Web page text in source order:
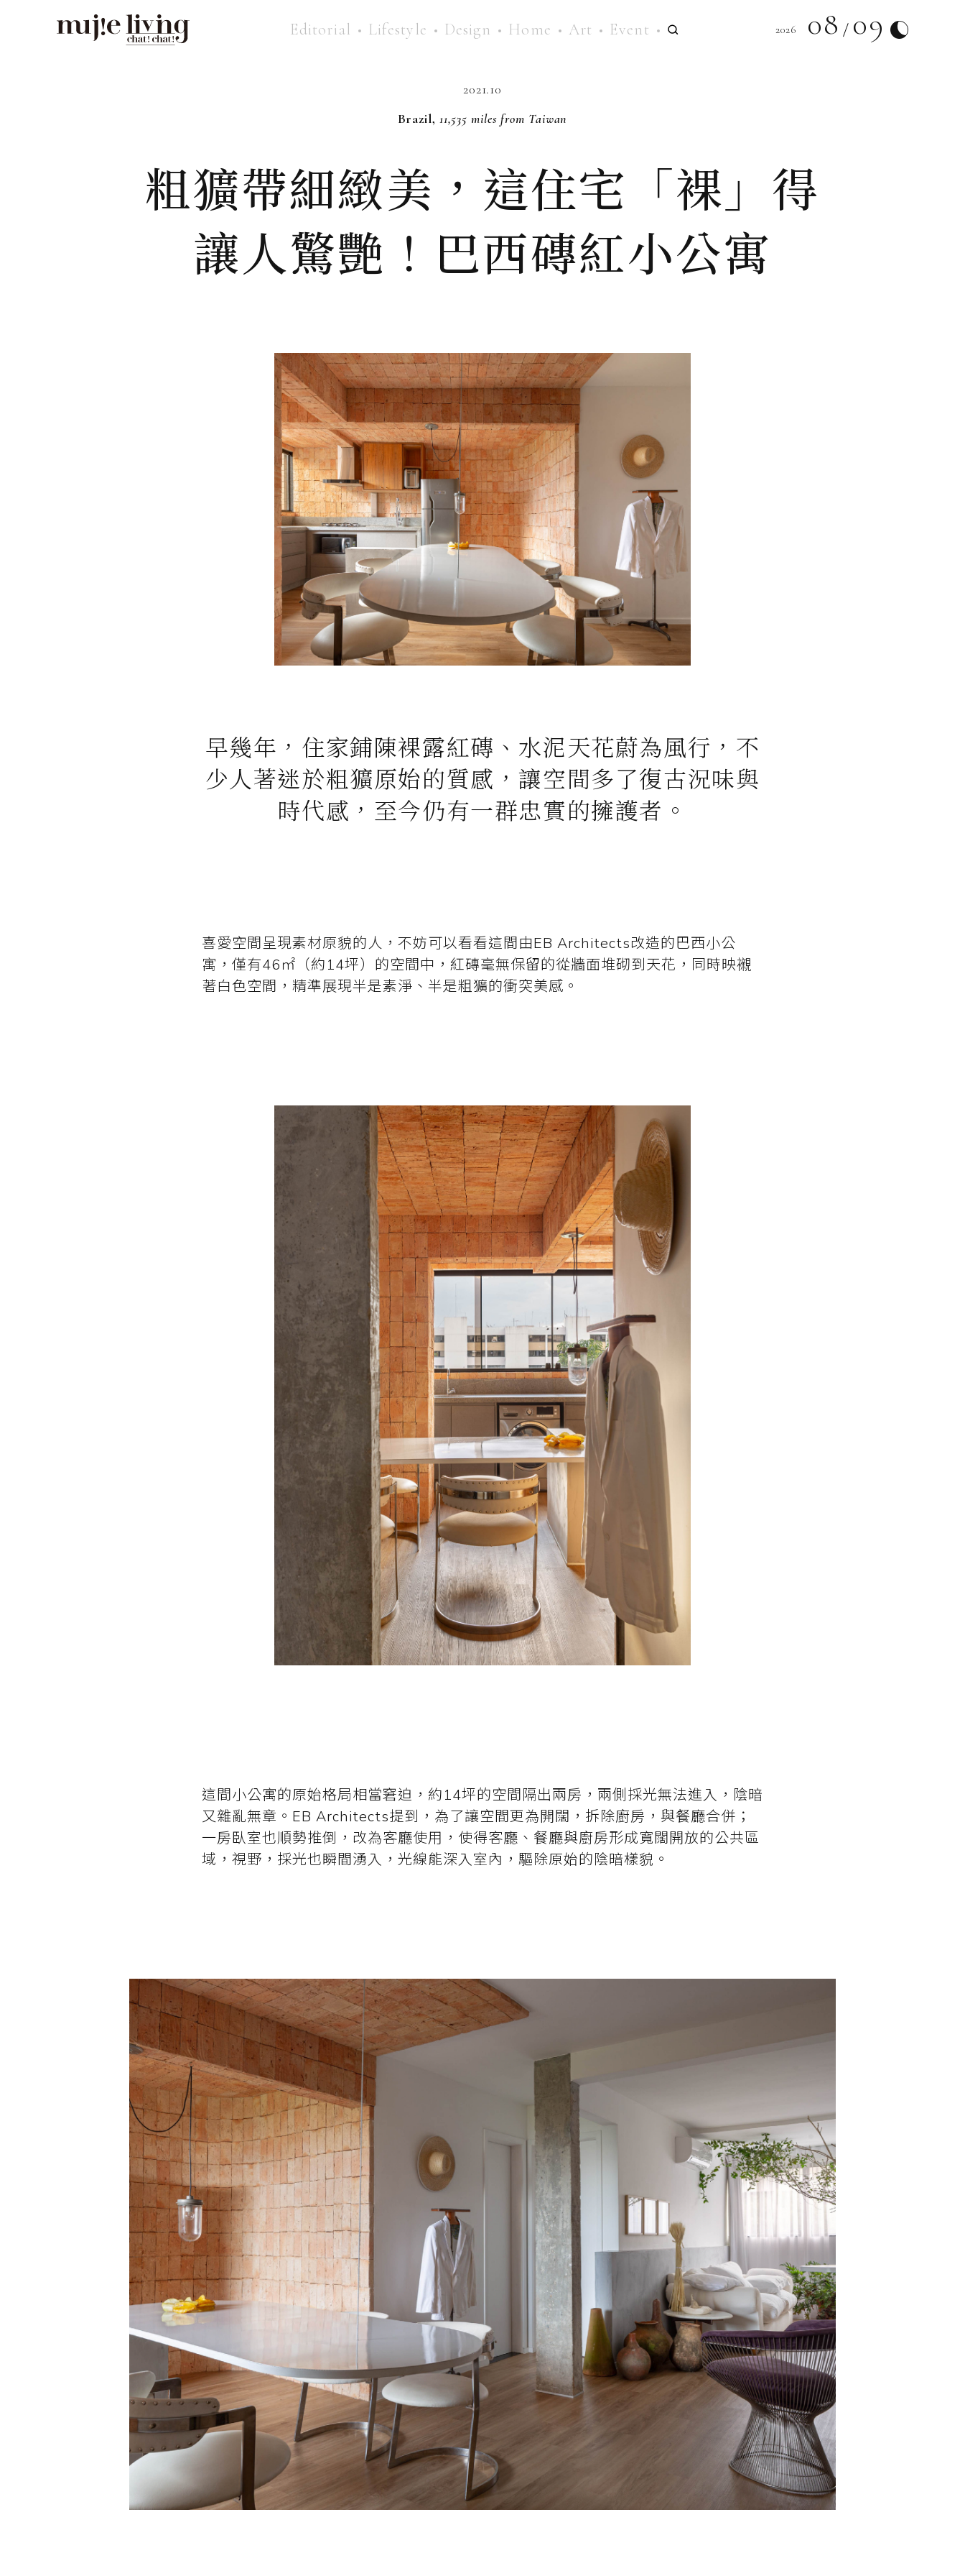
Editorial Lifestyle Design Home Art Event 2026 08 09
2021.10
Brazil, 11,535 miles from Taiwan
粗獷帶細緻美，這住宅「裸」得
讓人驚艷！巴西磚紅小公寓
早幾年，住家鋪陳裸露紅磚、水泥天花蔚為風行，不
少人著迷於粗獷原始的質感，讓空間多了復古況味與
時代感，至今仍有一群忠實的擁護者。
喜愛空間呈現素材原貌的人，不妨可以看看這間由EB Architects改造的巴西小公
寓，僅有46㎡（約14坪）的空間中，紅磚毫無保留的從牆面堆砌到天花，同時映襯
著白色空間，精準展現半是素淨、半是粗獷的衝突美感。
這間小公寓的原始格局相當窘迫，約14坪的空間隔出兩房，兩側採光無法進入，陰暗
又雜亂無章。EB Architects提到，為了讓空間更為開闊，拆除廚房，與餐廳合併；
一房臥室也順勢推倒，改為客廳使用，使得客廳、餐廳與廚房形成寬闊開放的公共區
域，視野，採光也瞬間湧入，光線能深入室內，驅除原始的陰暗樣貌。